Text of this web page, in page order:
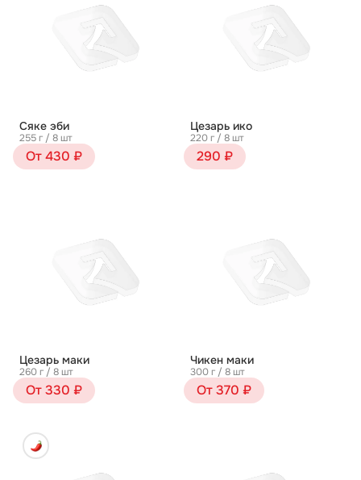
Сяке эби
255 г / 8 шт
От 430 ₽
Цезарь ико
220 г / 8 шт
290 ₽
Цезарь маки
260 г / 8 шт
От 330 ₽
Чикен маки
300 г / 8 шт
От 370 ₽